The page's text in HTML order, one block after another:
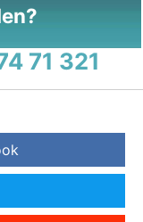
71 321